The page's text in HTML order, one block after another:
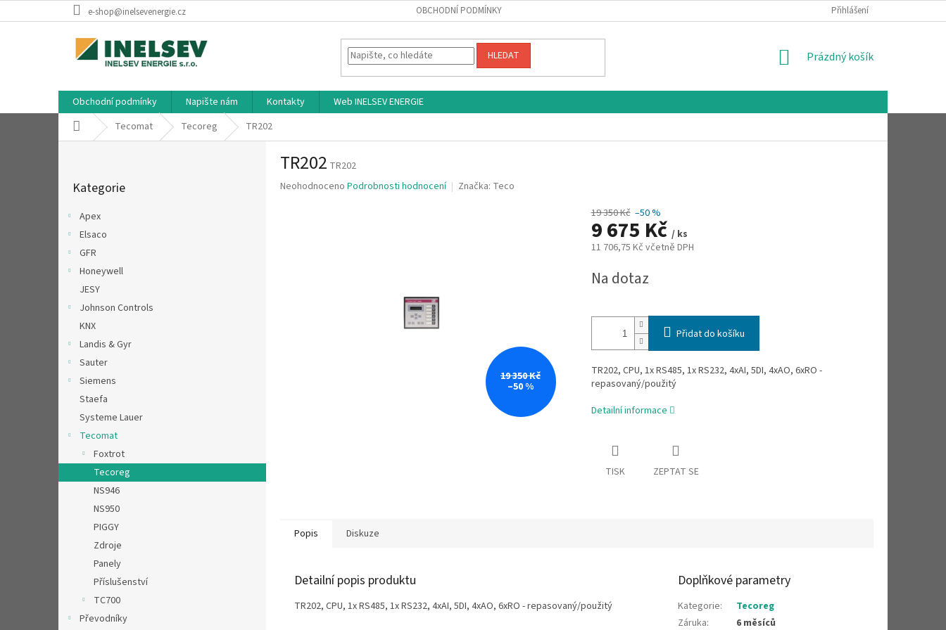
na
e-shop@inelsevenergie.cz OBCHODNÍ PODMÍNKY Přihlášení
HLEDAT
NÁKUPNÍ
Prázdný košík
Obchodní podmínky Napište nám Kontakty
Web INELSEV ENERGIE
Domů Tecomat Tecoreg TR202
kategorie
Kategorie
Apex
Elsaco
GFR
Honeywell
JESY
Johnson Controls
KNX
Landis & Gyr
Sauter
Siemens
Staefa
Systeme Lauer
Tecomat
Foxtrot
Tecoreg
NS946
NS950
PIGGY
Zdroje
Panely
Příslušenství
TC700
Převodníky
TR202 TR202
Průměrné
Neohodnoceno Podrobnosti hodnocení Značka: Teco
19 350 Kč
–50 %
19 350 Kč –50 %
9 675 Kč / ks
11 706,75 Kč včetně DPH
cena:
Na dotaz
Přidat do košíku
TR202, CPU, 1x RS485, 1x RS232, 4xAI, 5DI, 4xAO, 6xRO -
repasovaný/použitý
Detailní informace
TISK ZEPTAT SE
Popis Diskuze
Detailní popis produktu
TR202, CPU, 1x RS485, 1x RS232, 4xAI, 5DI, 4xAO, 6xRO - repasovaný/použitý
Doplňkové parametry
Kategorie:
Tecoreg
Záruka: 6 měsíců